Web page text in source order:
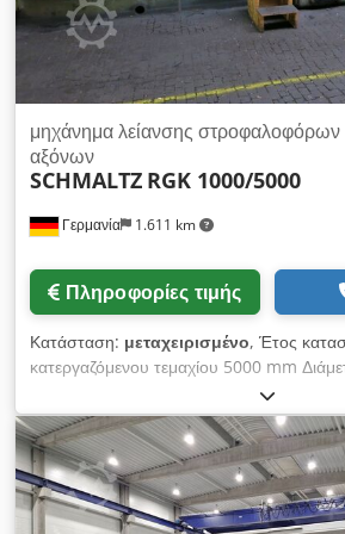
Γερμανία 1.611 km
μηχάνημα λείανσης στροφαλοφόρων
αξόνων
SCHMALTZ RGK 1000/5000
Πληροφορίες τιμής
Κατάσταση: μεταχειρισμένο, Έτος
κατεργαζόμενου τεμαχίου 5000 mm
1100 mm Μήκος σύσφιξης 6000 mm
1100 mm Διάμετρος τροχού λείανσης
κατεργαζόμενου τεμαχίου 2500 kg
Διάμετρος εδράνου στροφαλοφόρου
υποστήριξης 100-250 mm Ταχύτητες
στροφές/λεπτό Ταχύτητες